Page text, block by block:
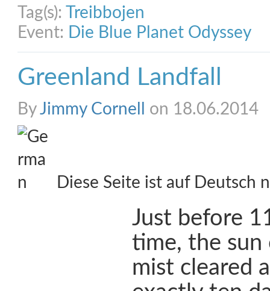
Tag(s):
Treibbojen
Event: Die Blue Planet Odyssey
Greenland Landfall
ByJimmy Cornell on 18.06.2014
Diese Seite ist auf Deutsch
Just before
time, the sun
mist cleared